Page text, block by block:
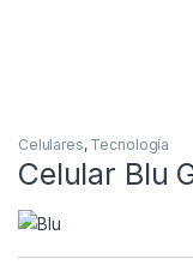
Celulares, Tecnología
Celular Blu